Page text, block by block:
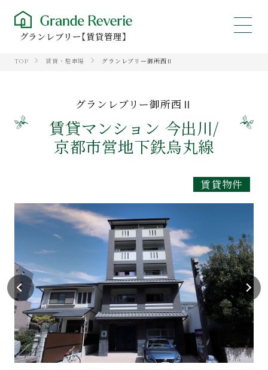
グランレブリー【賃貸管理】
TOP 賃貸・駐車場 グランレブリー御所西Ⅱ
グランレブリー御所西Ⅱ
賃貸マンション 今出川/
京都市営地下鉄烏丸線
賃貸物件